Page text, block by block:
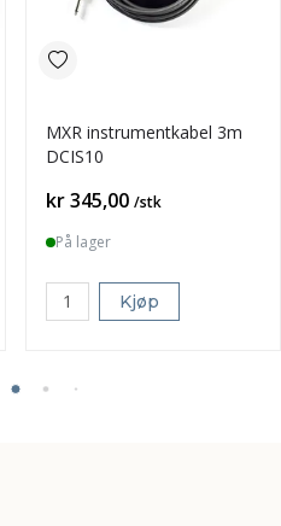
MXR instrumentkabel 3m
DCIS10
Pris
kr 345,00 /stk
På lager
Kjøp